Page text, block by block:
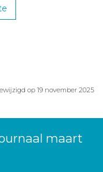
op 19 november 2025
maart